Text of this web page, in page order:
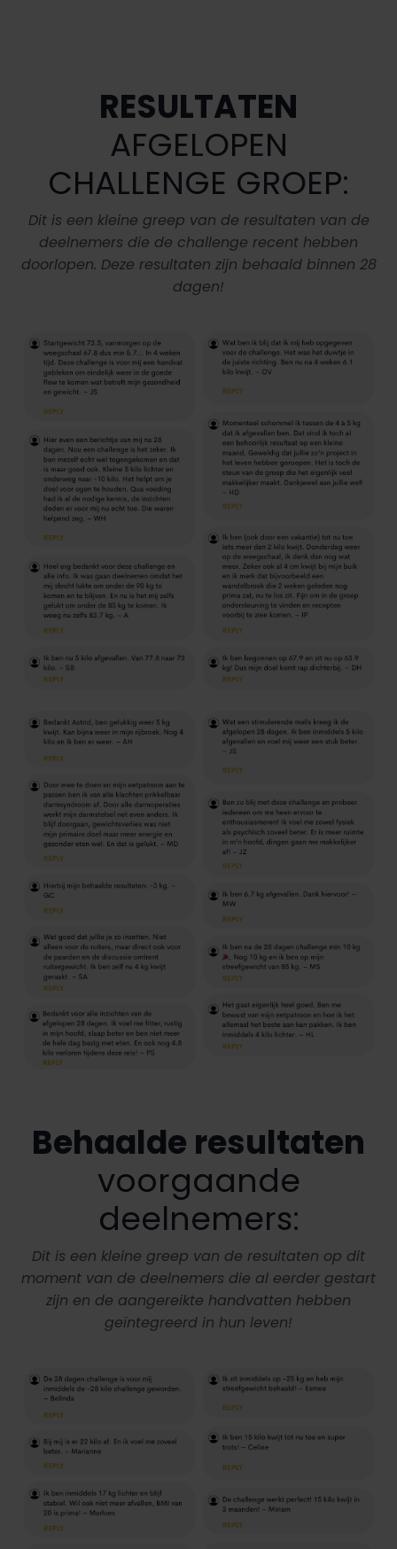
RESULTATEN
AFGELOPEN
CHALLENGE GROEP:
Dit is een kleine greep van de resultaten van de
deelnemers die de challenge recent hebben
doorlopen. Deze resultaten zijn behaald binnen 28
dagen!
Behaalde resultaten
voorgaande
deelnemers:
Dit is een kleine greep van de resultaten op dit
moment van de deelnemers die al eerder gestart
zijn en de aangereikte handvatten hebben
geïntegreerd in hun leven!